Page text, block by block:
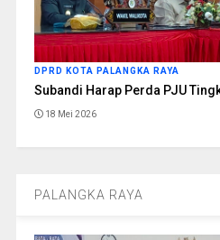
DPRD KOTA PALANGKA RAYA
Subandi Harap Perda PJU
18 Mei 2026
PALANGKA RAYA